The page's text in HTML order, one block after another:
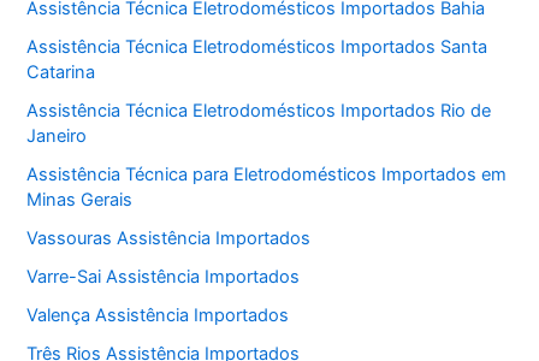
Assistência Técnica Eletrodomésticos Importados Bahia
Assistência Técnica Eletrodomésticos Importados Santa
Catarina
Assistência Técnica Eletrodomésticos Importados Rio de
Janeiro
Assistência Técnica para Eletrodomésticos Importados em
Minas Gerais
Vassouras Assistência Importados
Varre-Sai Assistência Importados
Valença Assistência Importados
Três Rios Assistência Importados